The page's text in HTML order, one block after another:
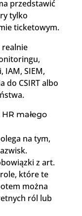
przedstawić
tylko
ticketowym.
IAM, SIEM,
do CSIRT albo
małego
na tym,
z art.
które te
można
ról lub